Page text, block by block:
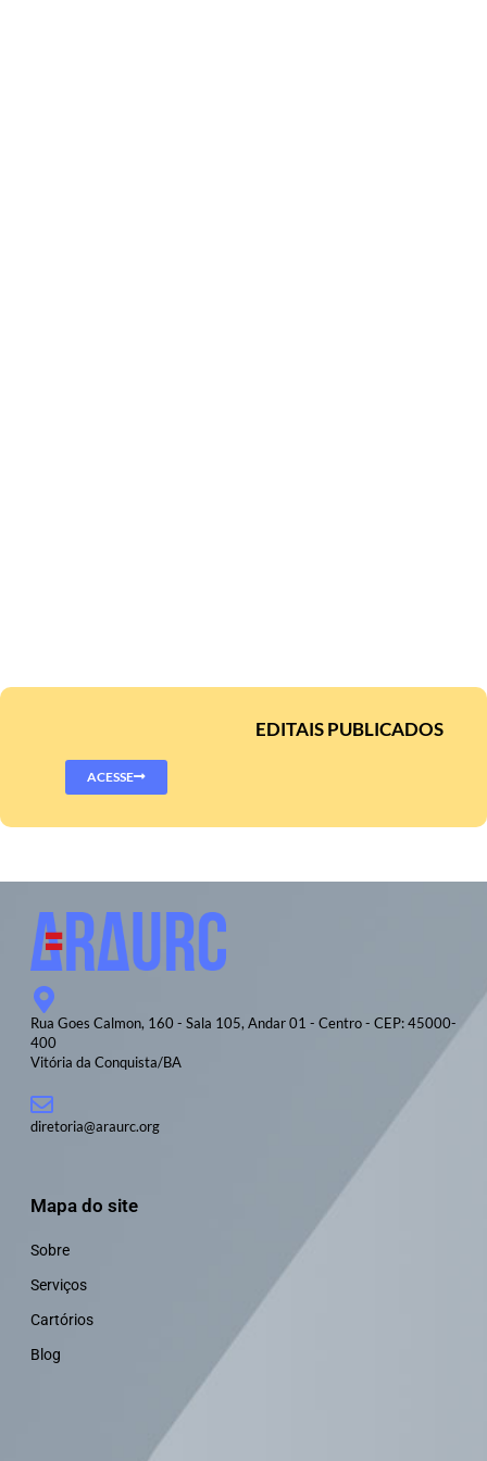
EDITAIS PUBLICADOS
ACESSE
Rua Goes Calmon, 160 - Sala 105, Andar 01 - Centro - CEP: 45000-
400
Vitória da Conquista/BA
diretoria@araurc.org
Mapa do site
Sobre
Serviços
Cartórios
Blog